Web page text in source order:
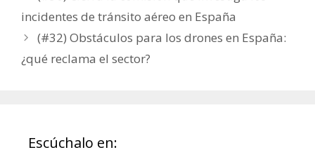
incidentes de tránsito aéreo en España
(#32) Obstáculos para los drones en España:
¿qué reclama el sector?
Escúchalo en: